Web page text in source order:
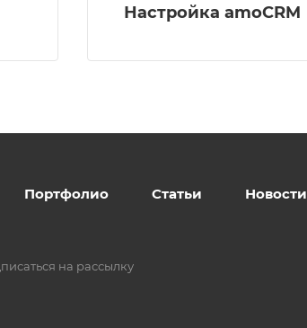
Настройка amoCRM
Портфолио Статьи Новости
на рассылку